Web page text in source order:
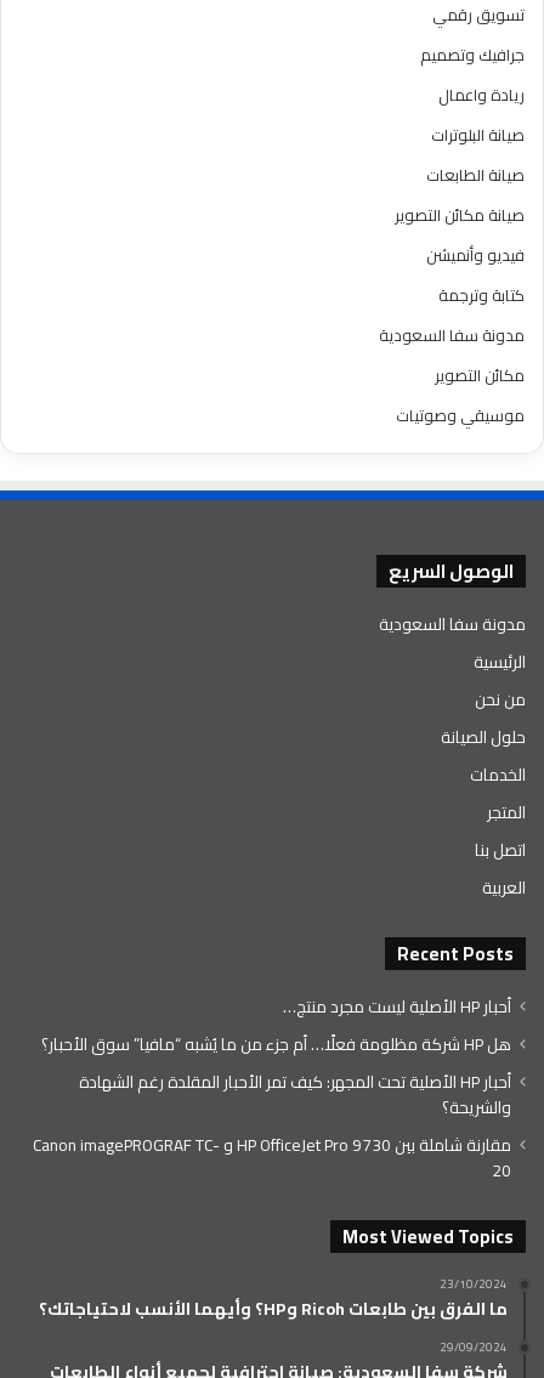
تسويق رقمي
جرافيك وتصميم
ريادة واعمال
صيانة البلوترات
صيانة الطابعات
صيانة مكائن التصوير
فيديو وأنميشن
كتابة وترجمة
مدونة سفا السعودية
مكائن التصوير
موسيقي وصوتيات
الوصول السريع
مدونة سفا السعودية
الرئيسية
من نحن
حلول الصيانة
الخدمات
المتجر
اتصل بنا
العربية
Recent Posts
أحبار HP الأصلية ليست مجرد منتج…
هل HP شركة مظلومة فعلًا… أم جزء من ما يُشبه “مافيا” سوق الأحبار؟
أحبار HP الأصلية تحت المجهر: كيف تمر الأحبار المقلدة رغم الشهادة
والشريحة؟
مقارنة شاملة بين HP OfficeJet Pro 9730 و Canon imagePROGRAF TC-
20
Most Viewed Topics
23/10/2024
ما الفرق بين طابعات Ricoh وHP؟ وأيهما الأنسب لاحتياجاتك؟
29/09/2024